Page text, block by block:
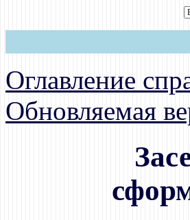
Оглавление
Обновляемая